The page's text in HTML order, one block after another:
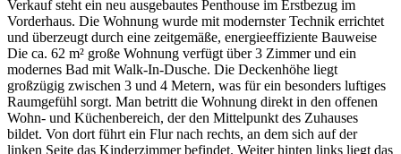
Verkauf steht ein neu ausgebautes Penthouse im Erstbezug im
Vorderhaus. Die Wohnung wurde mit modernster Technik errichtet
und überzeugt durch eine zeitgemäße, energieeffiziente Bauweise
Die ca. 62 m² große Wohnung verfügt über 3 Zimmer und ein
modernes Bad mit Walk-In-Dusche. Die Deckenhöhe liegt
großzügig zwischen 3 und 4 Metern, was für ein besonders luftiges
Raumgefühl sorgt. Man betritt die Wohnung direkt in den offenen
Wohn- und Küchenbereich, der den Mittelpunkt des Zuhauses
bildet. Von dort führt ein Flur nach rechts, an dem sich auf der
linken Seite das Kinderzimmer befindet. Weiter hinten links liegt das